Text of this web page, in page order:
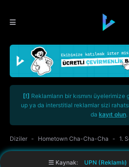
[!] Reklamların bir kısmını
up ya da interstitial reklamlar sizi
da kayıt olun.
Diziler Hometown Cha-Cha-Cha 1.
Kaynak: UPN (Reklamlı)